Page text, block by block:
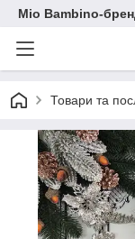
Mio Bambino-
Товари та